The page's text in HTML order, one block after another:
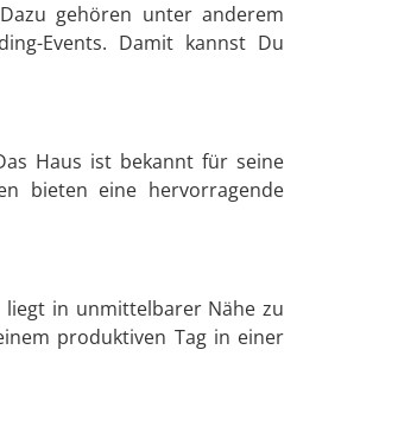
gehören unter anderem
Events. Damit kannst Du
Haus ist bekannt für seine
bieten eine hervorragende
in unmittelbarer Nähe zu
produktiven Tag in einer